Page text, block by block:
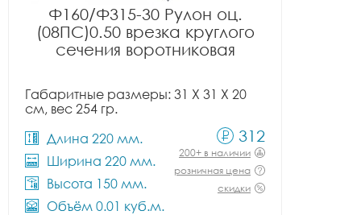
Ф160/Ф315-30 Рулон оц.
(08ПС)0.50 врезка круглого
сечения воротниковая
Габаритные размеры: 31 X 31 X 20
см, вес 254 гр.
Длина 220 мм.
Ширина 220 мм.
Высота 150 мм.
Объём 0.01 куб.м.
312
200+ в наличии
розничная цена
скидки